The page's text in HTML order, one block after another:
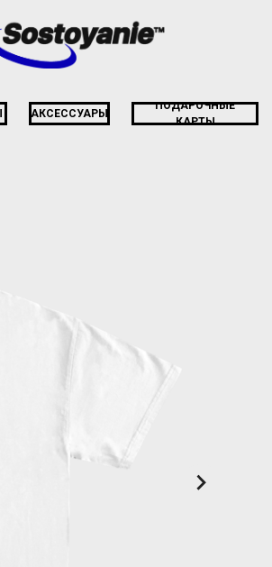
АКСЕССУАРЫ
ПОДАРОЧНЫЕ
КАРТЫ